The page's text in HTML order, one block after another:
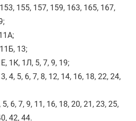
155, 157, 159, 163, 165, 167,
13;
1К, 1Л, 5, 7, 9, 19;
4, 5, 6, 7, 8, 12, 14, 16, 18, 22, 24,
6, 7, 9, 11, 16, 18, 20, 21, 23, 25,
42, 44.